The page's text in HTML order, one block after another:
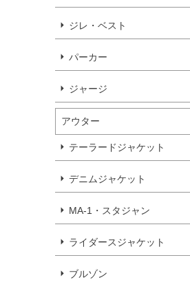
ジレ・ベスト
パーカー
ジャージ
アウター
テーラードジャケット
デニムジャケット
MA-1・スタジャン
ライダースジャケット
ブルゾン